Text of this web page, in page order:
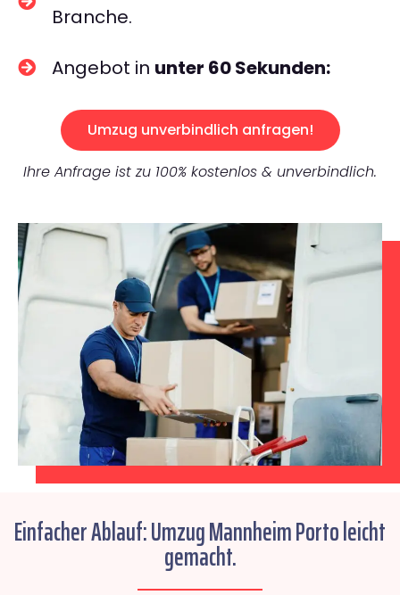
Branche.
Angebot in unter 60 Sekunden:
Umzug unverbindlich anfragen!
Ihre Anfrage ist zu 100% kostenlos & unverbindlich.
Einfacher Ablauf: Umzug Mannheim Porto leicht
gemacht.